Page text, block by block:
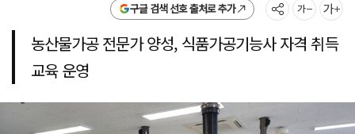
구글 검색 선호 출처로 추가
농산물가공 전문가 양성, 식품가공기능사 자격 취득
교육 운영